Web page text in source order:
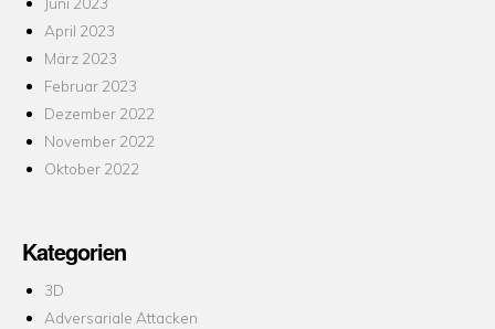
April 2023
März 2023
Februar 2023
Dezember 2022
November 2022
Oktober 2022
Kategorien
3D
Adversariale Attacken